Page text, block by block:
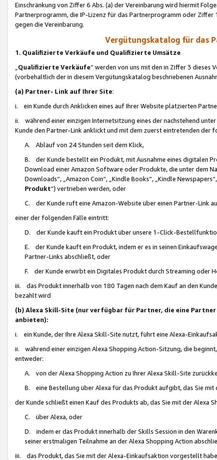
Einschränkung von Ziffer 6 Abs. (a) der Vereinbarung wird hiermit
Partnerprogramm, die IP-Lizenz für das Partnerprogramm oder
gegen die Vereinbarung.
Vergütungskatalog für das
1. Qualifizierte Verkäufe und Qualifizierte Umsätze
Qualifizierte Verkäufe“ werden von uns mit den in Ziffer 3
(vorbehaltlich der in diesem Vergütungskatalog beschriebenen
(a) Partner- Link auf Ihrer Site:
i. ein Kunde durch Anklicken eines auf Ihrer Website platzierten
ii. während einer einzigen Internetsitzung eines der nachstehend
Kunde den Partner-Link anklickt und mit dem zuerst eintretenden der
A. Ablauf von 24 Stunden seit dem Klick,
B. der Kunde bestellt ein Produkt, mit Ausnahme eines digitalen
Download einer Amazon Software oder Produkte, die unter dem
Downloads“, „Amazon Coin“, „Kindle Books“, „Kindle
Produkt“) vertrieben werden, oder
C. der Kunde ruft eine Amazon-Website über einen Partner-Link
einer der folgenden Fälle eintritt:
D. der Kunde kauft ein Produkt über unsere 1-Click-
E. der Kunde kauft ein Produkt, indem er es in seinen
Partner-Links abschließt, oder
F. der Kunde erwirbt ein Digitales Produkt durch Streaming oder
iii. das Produkt innerhalb von 180 Tagen nach dem Kauf an den
bezahlt wird
(b) Alexa Skill-Site (nur verfügbar für Partner, die eine
anbieten):
i. ein Kunde, der Ihre Alexa Skill-Site nutzt, führt eine Alexa-
ii. während einer einzigen Alexa Shopping Action-Sitzung, die
entweder:
A. von der Alexa Shopping Action zu Ihrer Alexa Skill-Site
B. eine Bestellung über Alexa für das Produkt aufgibt, das Sie mit
der Kunde schließt einen Kauf des Produkts ab, das Sie mit der Alexa
C. über Alexa, oder
D. indem er das Produkt innerhalb der Skills Session in den
seiner erstmaligen Teilnahme an der Alexa Shopping Action
iii. das Produkt, das Sie mit der Alexa-Einkaufsaktion vorgestellt